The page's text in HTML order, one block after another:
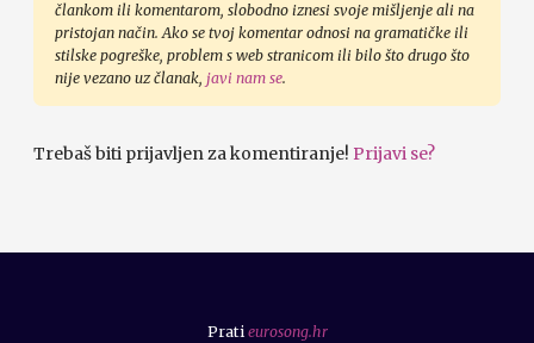
člankom ili komentarom, slobodno iznesi svoje mišljenje ali na
pristojan način. Ako se tvoj komentar odnosi na gramatičke ili
stilske pogreške, problem s web stranicom ili bilo što drugo što
nije vezano uz članak, javi nam se.
Trebaš biti prijavljen za komentiranje! Prijavi se?
Prati eurosong.hr